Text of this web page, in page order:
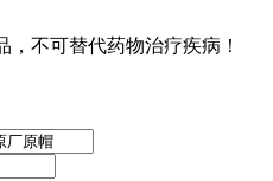
，不可替代药物治疗疾病！